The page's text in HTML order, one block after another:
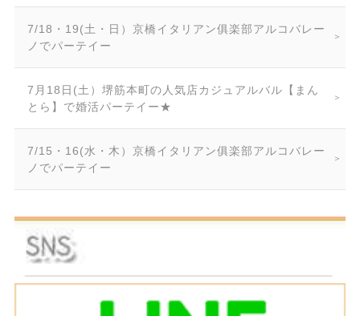
7/18・19(土・日）京橋イタリアン俱楽部アルコバレー
ノでパーテイー
7月18日(土）堺筋本町の人気店カジュアルバル【まん
とら】で婚活パーテイー★
7/15・16(水・木）京橋イタリアン俱楽部アルコバレー
ノでパーテイー